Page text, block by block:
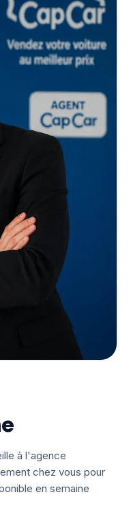
à l'agence
chez vous pour
en semaine